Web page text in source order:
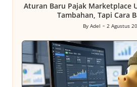
Aturan Baru Pajak Marketplace
Tambahan, Tapi Cara
Posted
by
By Adel 2 Agustus